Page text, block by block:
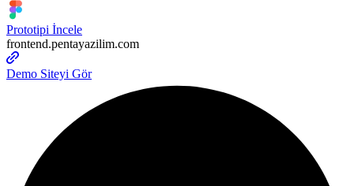
Prototipi İncele
frontend.pentayazilim.com
Demo Siteyi Gör